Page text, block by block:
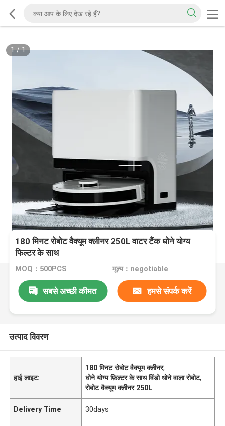
1/1
180 मिनट रोबोट वैक्यूम क्लीनर 250L वाटर टैंक धोने योग्य
फिल्टर के साथ
MOQ：500PCS मूल्य：negotiable
सबसे अच्छी कीमत हमसे संपर्क करें
उत्पाद विवरण
हाई लाइट:
180 मिनट रोबोट वैक्यूम क्लीनर,
धोने योग्य फ़िल्टर के साथ विंडो धोने वाला रोबोट,
रोबोट वैक्यूम क्लीनर 250L
Delivery Time 30days